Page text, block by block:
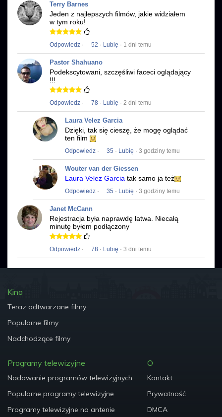
Terry Barnes
Jeden z najlepszych filmów, jakie widziałem
w tym roku!
Odpowiedz · 52 · Lubię · 1 dni temu
Pastor Shahuano
Podekscytowani, szczęśliwi faceci oglądający
!!!
Odpowiedz · 78 · Lubię · 2 dni temu
Laura Velez Garcia
Dzięki, tak się cieszę, że mogę oglądać
ten film
Odpowiedz · 35 · Lubię · 3 godziny temu
Wouter van der Giessen
Laura Velez Garcia tak samo ja też
Odpowiedz · 35 · Lubię · 3 godziny temu
Janet McCann
Rejestracja była naprawdę łatwa. Niecałą
minutę byłem podłączony
Odpowiedz · 78 · Lubię · 3 dni temu
Kino
Teraz odtwarzane filmy
Popularne filmy
Nadchodzące filmy
Programy telewizyjne
Nadawanie programów telewizyjnych
Popularne programy telewizyjne
Programy telewizyjne na antenie
O
Kontakt
Prywatność
DMCA